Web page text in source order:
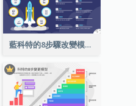
藍科特的8步驟改變模式戰略分析